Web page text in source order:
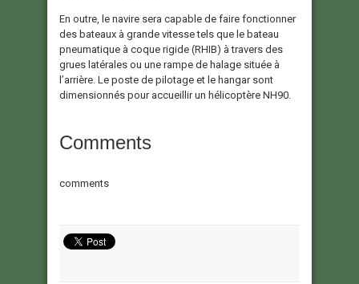
En outre, le navire sera capable de faire fonctionner
des bateaux à grande vitesse tels que le bateau
pneumatique à coque rigide (RHIB) à travers des
grues latérales ou une rampe de halage située à
l’arrière. Le poste de pilotage et le hangar sont
dimensionnés pour accueillir un hélicoptère NH90.
Comments
comments